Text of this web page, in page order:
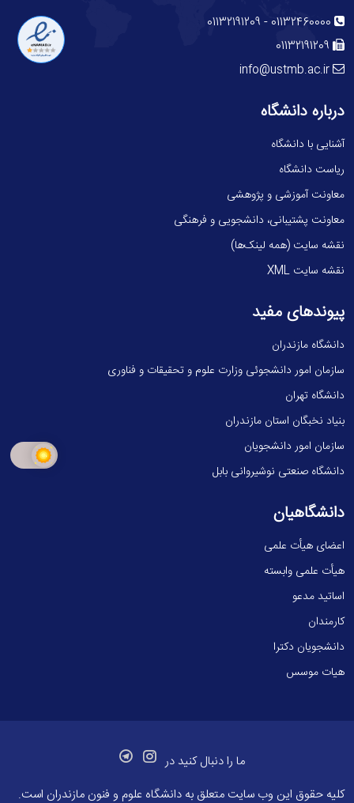
01132460000
-
01132191209
01132191209
info@ustmb.ac.ir
درباره دانشگاه
آشنایی با دانشگاه
ریاست دانشگاه
معاونت آموزشی و پژوهشی
معاونت پشتیبانی، دانشجویی و فرهنگی
نقشه سایت (همه لینک‌ها)
نقشه سایت XML
پیوندهای مفید
دانشگاه مازندران
سازمان امور دانشجوئی وزارت علوم و تحقیقات و فناوری
دانشگاه تهران
بنیاد نخبگان استان مازندران
سازمان امور دانشجویان
دانشگاه صنعتی نوشیروانی بابل
دانشگاهیان
اعضای هیأت علمی
هیأت علمی وابسته
اساتید مدعو
کارمندان
دانشجویان دکترا
هیات موسس
ما را دنبال کنید در
کلیه حقوق این وب سایت متعلق به دانشگاه علوم و فنون مازندران است.